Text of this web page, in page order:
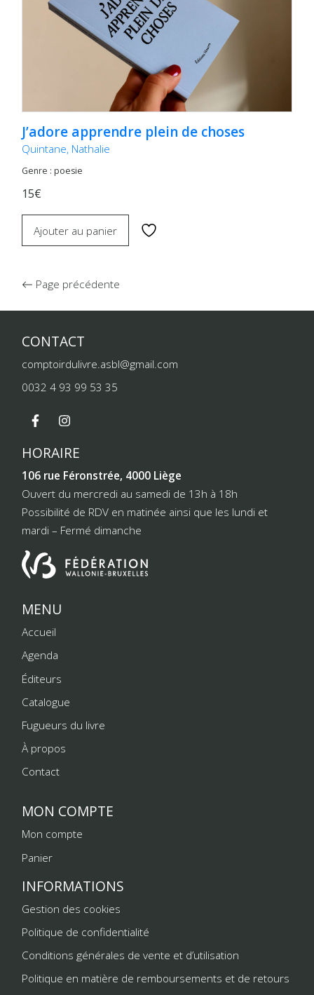
J’adore apprendre plein de choses
Quintane, Nathalie
Genre : poesie
15€
Ajouter au panier
Page précédente
CONTACT
comptoirdulivre.asbl@gmail.com
0032 4 93 99 53 35
HORAIRE
106 rue Féronstrée, 4000 Liège
Ouvert du mercredi au samedi de 13h à 18h
Possibilité de RDV en matinée ainsi que les lundi et
mardi – Fermé dimanche
MENU
Accueil
Agenda
Éditeurs
Catalogue
Fugueurs du livre
À propos
Contact
MON COMPTE
Mon compte
Panier
INFORMATIONS
Gestion des cookies
Politique de confidentialité
Conditions générales de vente et d’utilisation
Politique en matière de remboursements et de retours